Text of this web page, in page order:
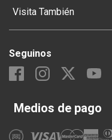
Visita También
Seguinos
Medios de pago